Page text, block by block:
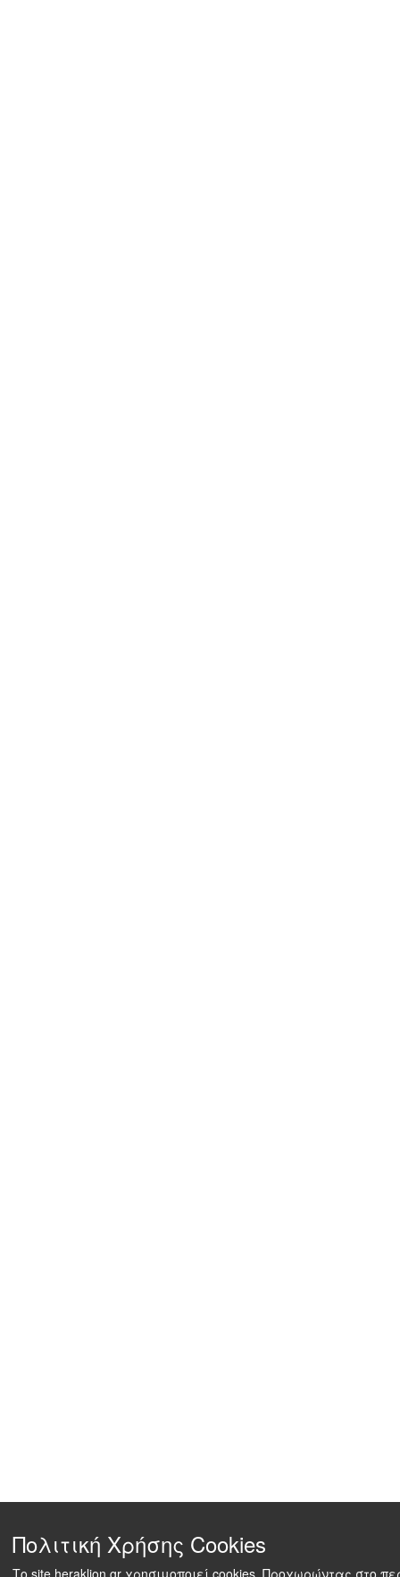
Πολιτική Χρήσης Cookies
Το site heraklion.gr χρησιμοποιεί cookies. Προχωρώντας στο